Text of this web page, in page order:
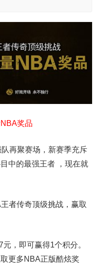
奖品
再聚赛场，新赛季充斥
中的最强王者 ，现在就
者传奇顶级挑战，赢取
，即可赢得1个积分。
更多NBA正版酷炫奖